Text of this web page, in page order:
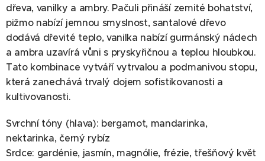
dřeva, vanilky a ambry. Pačuli přináší zemité bohatství,
pižmo nabízí jemnou smyslnost, santalové dřevo
dodává dřevité teplo, vanilka nabízí gurmánský nádech
a ambra uzavírá vůni s pryskyřičnou a teplou hloubkou.
Tato kombinace vytváří vytrvalou a podmanivou stopu,
která zanechává trvalý dojem sofistikovanosti a
kultivovanosti.
Svrchní tóny (hlava): bergamot, mandarinka,
nektarinka, černý rybíz
Srdce: gardénie, jasmín, magnólie, frézie, třešňový květ